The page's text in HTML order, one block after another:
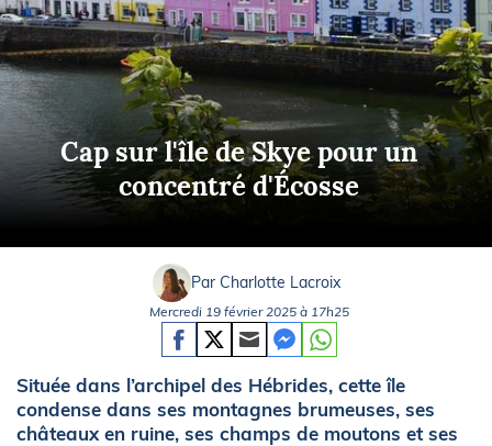
Cap sur l'île de Skye pour un
concentré d'Écosse
Par Charlotte Lacroix
Mercredi 19 février 2025 à 17h25
Située dans l’archipel des Hébrides, cette île
condense dans ses montagnes brumeuses, ses
châteaux en ruine, ses champs de moutons et ses